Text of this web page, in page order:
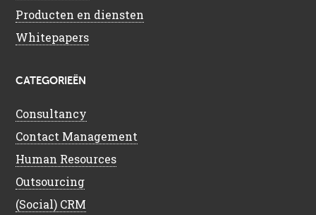
Producten en diensten
Whitepapers
CATEGORIEËN
Consultancy
Contact Management
Human Resources
Outsourcing
(Social) CRM